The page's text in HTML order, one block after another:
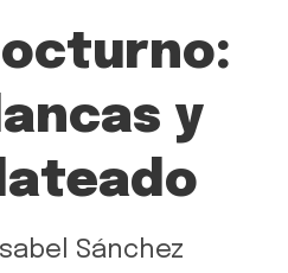
y
Isabel Sánchez